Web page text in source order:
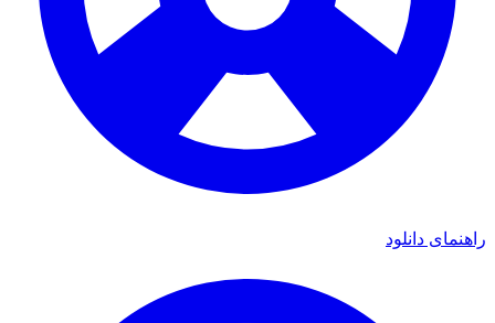
دانلود